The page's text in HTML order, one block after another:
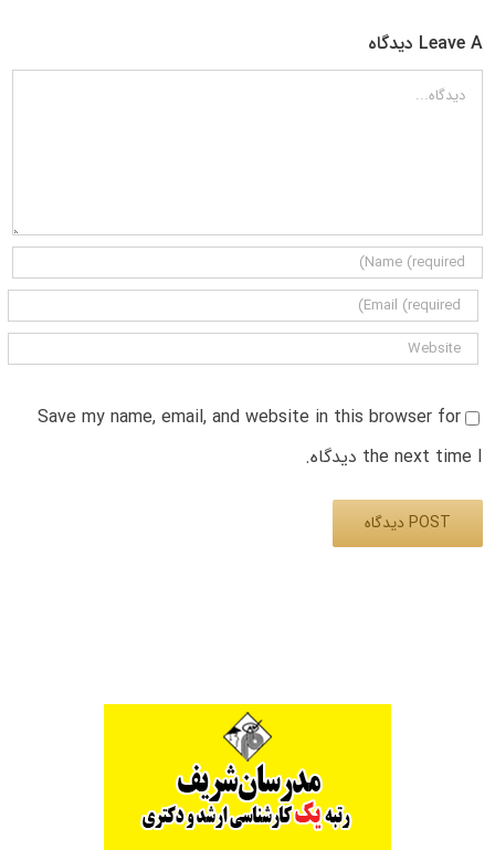
Leave A دیدگاه
دیدگاه
Save my name, email, and website in this browser for
the next time I دیدگاه.